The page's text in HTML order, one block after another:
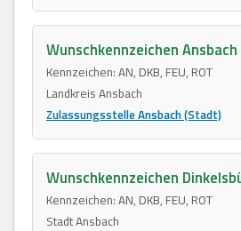
Wunschkennzeichen Ansbach
Kennzeichen: AN, DKB, FEU, ROT
Landkreis Ansbach
Zulassungsstelle Ansbach (Stadt)
Wunschkennzeichen
Kennzeichen: AN, DKB, FEU, ROT
Stadt Ansbach